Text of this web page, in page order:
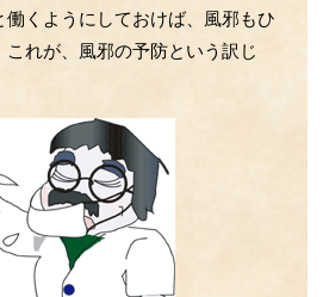
話
話
ンリズムの話
グリアの話
の話
関係の話
働くようにしておけば、風邪もひ
れが、風邪の予防という訳じ